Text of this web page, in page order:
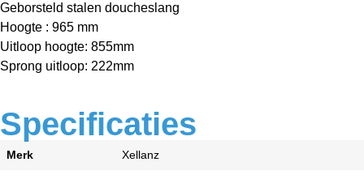
Geborsteld stalen doucheslang
Hoogte : 965 mm
Uitloop hoogte: 855mm
Sprong uitloop: 222mm
Specificaties
Merk Xellanz